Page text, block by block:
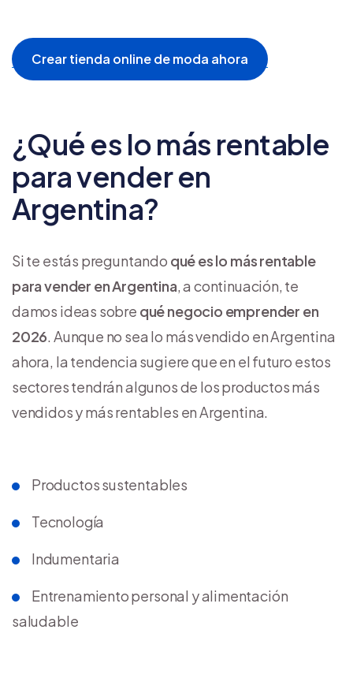
Crear tienda online de moda ahora
¿Qué es lo más rentable
para vender en
Argentina?
Si te estás preguntando qué es lo más rentable
para vender en Argentina, a continuación, te
damos ideas sobre qué negocio emprender en
2026. Aunque no sea lo más vendido en Argentina
ahora, la tendencia sugiere que en el futuro estos
sectores tendrán algunos de los productos más
vendidos y más rentables en Argentina.
Productos sustentables
Tecnología
Indumentaria
Entrenamiento personal y alimentación
saludable